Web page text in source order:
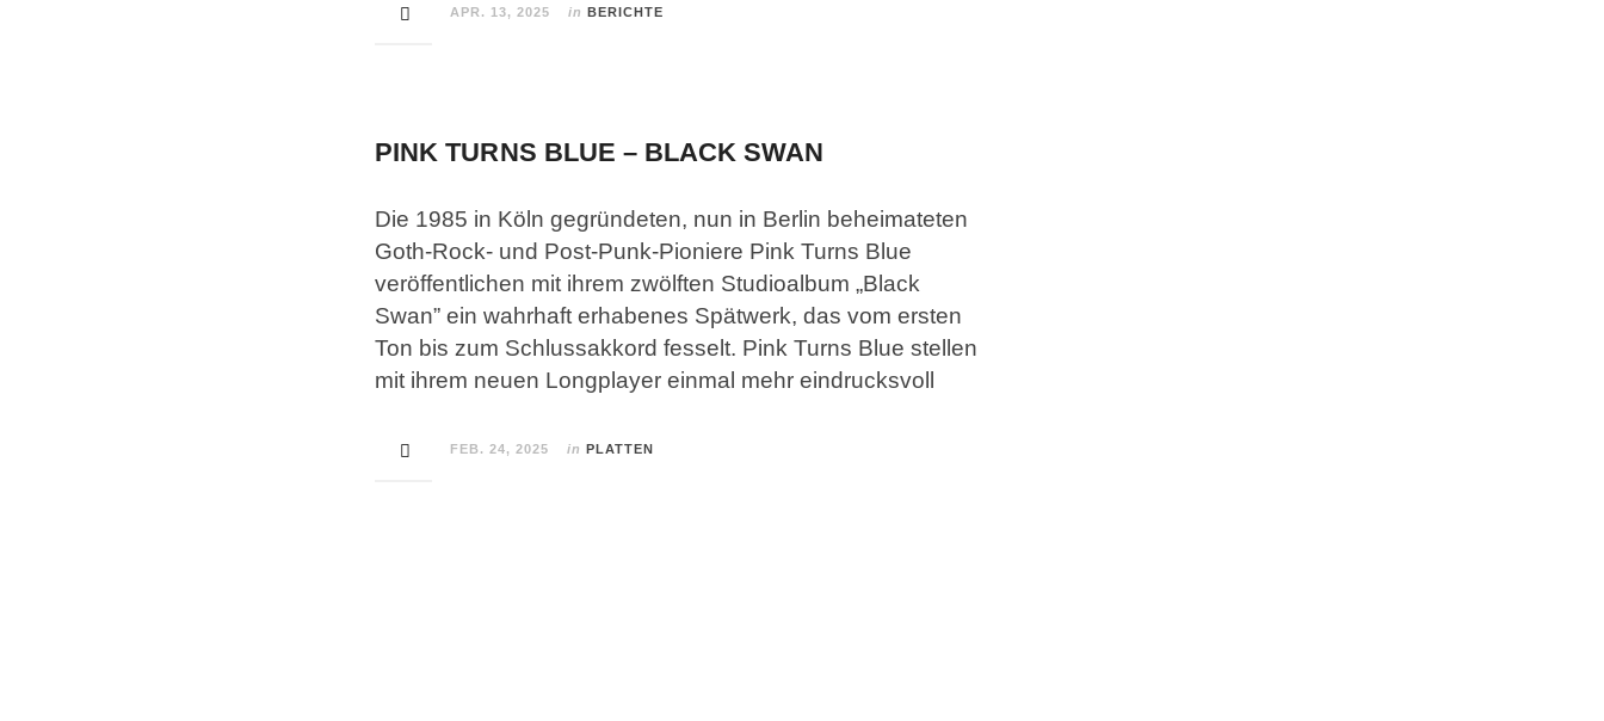
APR. 13, 2025 in BERICHTE
PINK TURNS BLUE – BLACK SWAN
Die 1985 in Köln gegründeten, nun in Berlin beheimateten
Goth-Rock- und Post-Punk-Pioniere Pink Turns Blue
veröffentlichen mit ihrem zwölften Studioalbum „Black
Swan” ein wahrhaft erhabenes Spätwerk, das vom ersten
Ton bis zum Schlussakkord fesselt. Pink Turns Blue stellen
mit ihrem neuen Longplayer einmal mehr eindrucksvoll
FEB. 24, 2025 in PLATTEN